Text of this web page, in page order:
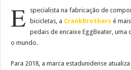
E
specialista na fabricação de
bicicletas, a CrankBrothers é
pedais de encaixe EggBeater, uma
o mundo.
Para 2018, a marca estadunidense